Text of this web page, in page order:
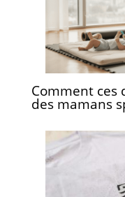
Comment ces
des mamans